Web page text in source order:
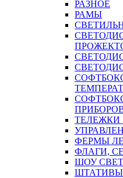
РАЗНОЕ
РАМЫ
ТЕЛЕЖКИ
ФЕРМЫ
ФЛАГИ,
ШОУ СВЕТ
ШТАТИВЫ